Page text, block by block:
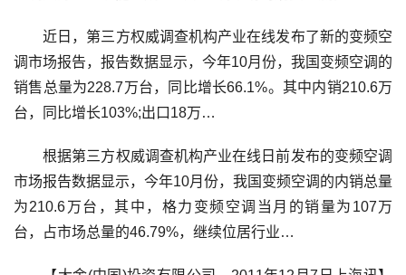
近日，第三方权威调查机构产业在线发布了新的变频空
调市场报告，报告数据显示，今年10月份，我国变频空调的
销售总量为228.7万台，同比增长66.1%。其中内销210.6万
台，同比增长103%;出口18万…
根据第三方权威调查机构产业在线日前发布的变频空调
市场报告数据显示，今年10月份，我国变频空调的内销总量
为210.6万台，其中，格力变频空调当月的销量为107万
台，占市场总量的46.79%，继续位居行业…